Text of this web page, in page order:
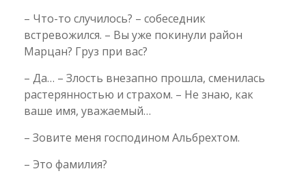
– Что-то случилось? – собеседник
встревожился. – Вы уже покинули район
Марцан? Груз при вас?
– Да… – Злость внезапно прошла, сменилась
растерянностью и страхом. – Не знаю, как
ваше имя, уважаемый…
– Зовите меня господином Альбрехтом.
– Это фамилия?